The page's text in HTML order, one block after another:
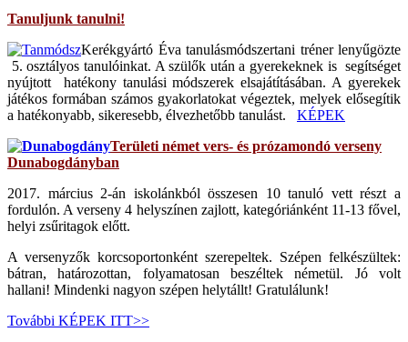
Tanuljunk tanulni!
Kerékgyártó Éva tanulásmódszertani tréner lenyűgözte
5. osztályos tanulóinkat. A szülők után a gyerekeknek is segítséget
nyújtott hatékony tanulási módszerek elsajátításában. A gyerekek
játékos formában számos gyakorlatokat végeztek, melyek elősegítik
a hatékonyabb, sikeresebb, élvezhetőbb tanulást. KÉPEK
Területi német vers- és prózamondó verseny
Dunabogdányban
2017. március 2-án iskolánkból összesen 10 tanuló vett részt a
fordulón. A verseny 4 helyszínen zajlott, kategóriánként 11-13 fővel,
helyi zsűritagok előtt.
A versenyzők korcsoportonként szerepeltek. Szépen felkészültek:
bátran, határozottan, folyamatosan beszéltek németül. Jó volt
hallani! Mindenki nagyon szépen helytállt! Gratulálunk!
További KÉPEK ITT>>